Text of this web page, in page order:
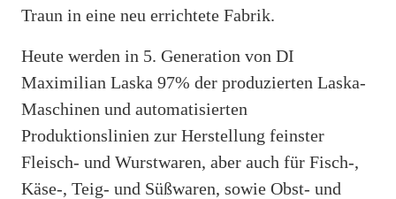
Traun in eine neu errichtete Fabrik.
Heute werden in 5. Generation von DI
Maximilian Laska 97% der produzierten Laska-
Maschinen und automatisierten
Produktionslinien zur Herstellung feinster
Fleisch- und Wurstwaren, aber auch für Fisch-,
Käse-, Teig- und Süßwaren, sowie Obst- und